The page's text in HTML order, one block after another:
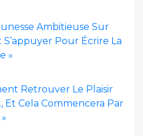
Ambitieuse Sur
Pour Écrire La
»
Retrouver Le Plaisir
Et Cela Commencera Par